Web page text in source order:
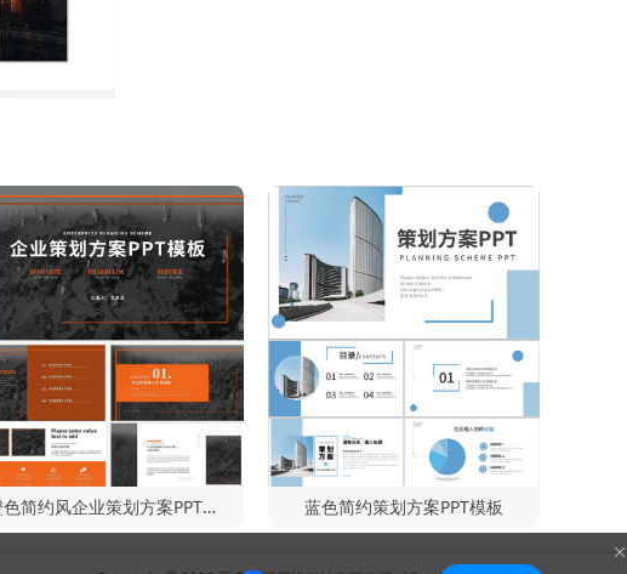
橙色简约风企业策划方案PPT模板 蓝色简约策划方案PPT模板